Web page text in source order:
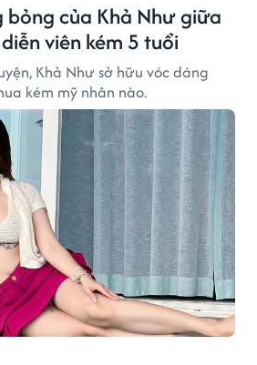
bỏng của Khả Như giữa
viên kém 5 tuổi
Khả Như sở hữu vóc dáng
kém mỹ nhân nào.